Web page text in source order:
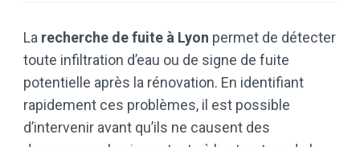
La recherche de fuite à Lyon permet de détecter
toute infiltration d’eau ou de signe de fuite
potentielle après la rénovation. En identifiant
rapidement ces problèmes, il est possible
d’intervenir avant qu’ils ne causent des